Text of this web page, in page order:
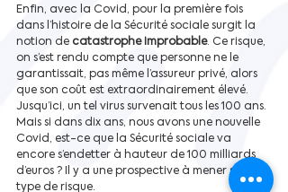
Enfin, avec la Covid, pour la première fois
dans l’histoire de la Sécurité sociale surgit la
notion de catastrophe improbable. Ce risque,
on s’est rendu compte que personne ne le
garantissait, pas même l’assureur privé, alors
que son coût est extraordinairement élevé.
Jusqu’ici, un tel virus survenait tous les 100 ans.
Mais si dans dix ans, nous avons une nouvelle
Covid, est-ce que la Sécurité sociale va
encore s’endetter à hauteur de 100 milliards
d’euros ? Il y a une prospective à mener sur ce
type de risque.